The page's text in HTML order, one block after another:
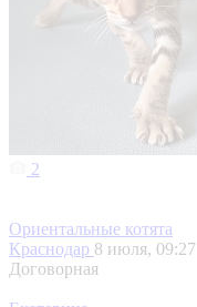
2
Ориентальные котята
Краснодар 8 июля, 09:27
Договорная